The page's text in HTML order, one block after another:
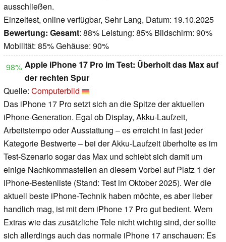
ausschließen.
Einzeltest, online verfügbar, Sehr Lang, Datum: 19.10.2025
Bewertung: Gesamt: 88% Leistung: 85% Bildschirm: 90%
Mobilität: 85% Gehäuse: 90%
98% Apple iPhone 17 Pro im Test: Überholt das Max auf
der rechten Spur
Quelle: Computerbild
Das iPhone 17 Pro setzt sich an die Spitze der aktuellen
iPhone-Generation. Egal ob Display, Akku-Laufzeit,
Arbeitstempo oder Ausstattung – es erreicht in fast jeder
Kategorie Bestwerte – bei der Akku-Laufzeit überholte es im
Test-Szenario sogar das Max und schiebt sich damit um
einige Nachkommastellen an diesem Vorbei auf Platz 1 der
iPhone-Bestenliste (Stand: Test im Oktober 2025). Wer die
aktuell beste iPhone-Technik haben möchte, es aber lieber
handlich mag, ist mit dem iPhone 17 Pro gut bedient. Wem
Extras wie das zusätzliche Tele nicht wichtig sind, der sollte
sich allerdings auch das normale iPhone 17 anschauen: Es